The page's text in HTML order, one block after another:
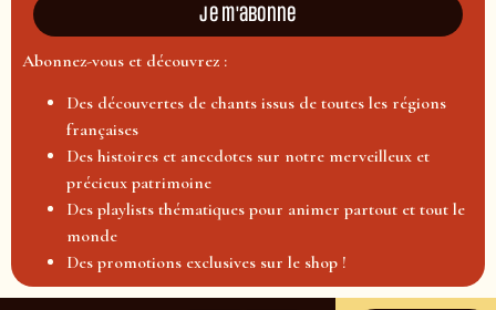
Je m'abonne
Abonnez-vous et découvrez :
Des découvertes de chants issus de toutes les régions
françaises
Des histoires et anecdotes sur notre merveilleux et
précieux patrimoine
Des playlists thématiques pour animer partout et tout le
monde
Des promotions exclusives sur le shop !